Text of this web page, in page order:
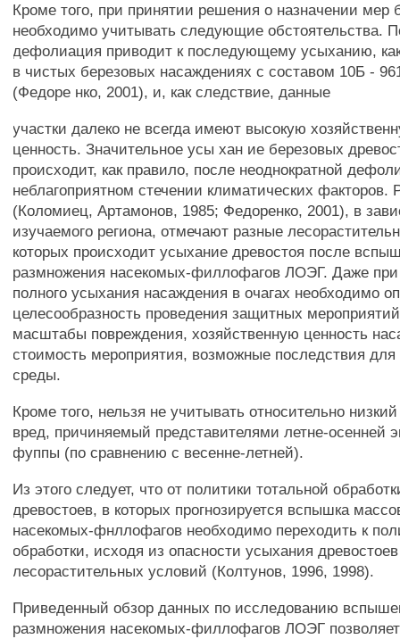
Кроме того, при принятии решения о назначении мер
необходимо учитывать следующие обстоятельства.
дефолиация приводит к последующему усыханию,
в чистых березовых насаждениях с составом 10Б -
(Федоре нко, 2001), и, как следствие, данные
участки далеко не всегда имеют высокую
ценность. Значительное усы хан ие березовых
происходит, как правило, после неоднократной
неблагоприятном стечении климатических факторов.
(Коломиец, Артамонов, 1985; Федоренко, 2001), в
изучаемого региона, отмечают разные
которых происходит усыхание древостоя после
размножения насекомых-филлофагов ЛОЭГ. Даже
полного усыхания насаждения в очагах необходимо
целесообразность проведения защитных
масштабы повреждения, хозяйственную ценность
стоимость мероприятия, возможные последствия
среды.
Кроме того, нельзя не учитывать относительно
вред, причиняемый представителями летне-осенней
фуппы (по сравнению с весенне-летней).
Из этого следует, что от политики тотальной
древостоев, в которых прогнозируется вспышка
насекомых-фнллофагов необходимо переходить к
обработки, исходя из опасности усыхания
лесорастительных условий (Колтунов, 1996, 1998).
Приведенный обзор данных по исследованию
размножения насекомых-филлофагов ЛОЭГ